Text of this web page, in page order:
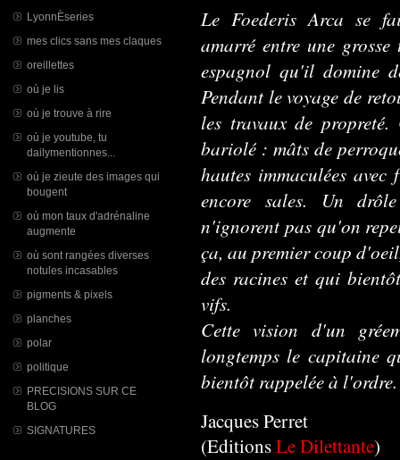
LyonnÈseries
mes clics sans mes claques
oreillettes
où je lis
où je trouve à rire
où je youtube, tu
dailymentionnes...
où je zieute des images qui
bougent
où mon taux d'adrénaline
augmente
où sont rangées diverses
notules incasables
pigments & pixels
planches
polar
politique
PRECISIONS SUR CE
BLOG
SIGNATURES
Le Foederis Arca se
amarré entre une
espagnol qu'il domine
Pendant le voyage de
les travaux de
bariolé : mâts de
hautes immaculées avec
encore sales. Un
n'ignorent pas qu'on
ça, au premier coup
des racines et qui
vifs.
Cette vision d'un
longtemps le capitaine
bientôt rappelée à l'ordre.
Jacques Perret
(EditionsLe Dilettante)